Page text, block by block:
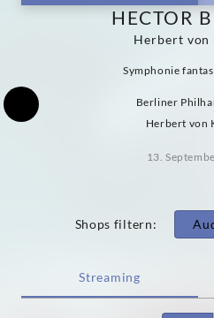
HECTOR
Herbert von
Symphonie
Berliner
Herbert von
13.
Shops filtern:
Streaming